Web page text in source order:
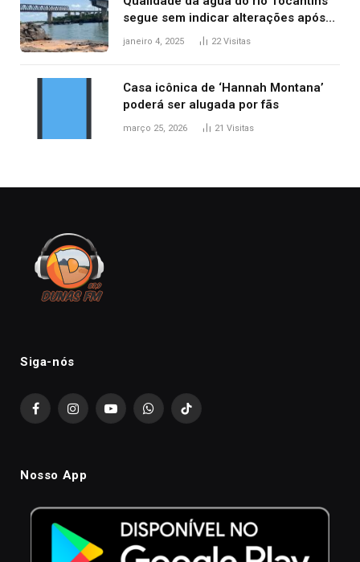
segue sem indicar alterações após
desabamento da ponte entre MA e
janeiro 4, 2025 22Visitas
Casa icônica de ‘Hannah Montana’
poderá ser alugada por fãs
março 25, 2026 21 Visitas
Siga-nós
FacebookInstagramYouTubeWhatsAppTikTok
Nosso App